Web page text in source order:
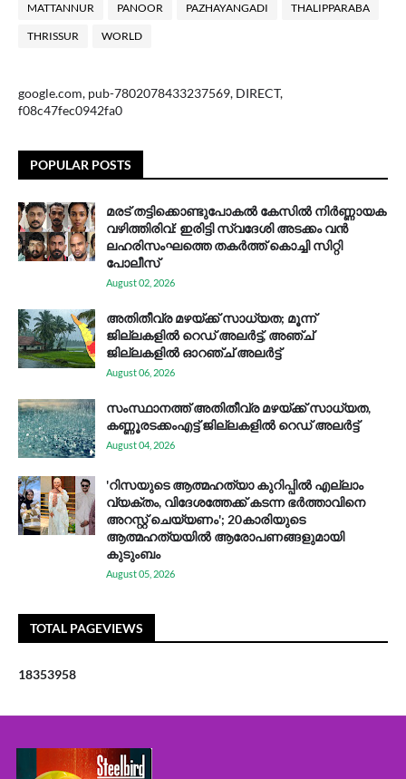
MATTANNUR PANOOR PAZHAYANGADI THALIPPARABA
THRISSUR WORLD
google.com, pub-7802078433237569, DIRECT,
f08c47fec0942fa0
POPULAR POSTS
മരട് തട്ടിക്കൊണ്ടുപോകൽ കേസിൽ നിർണ്ണായക
വഴിത്തിരിവ്: ഇരിട്ടി സ്വദേശി അടക്കം വൻ
ലഹരിസംഘത്തെ തകർത്ത് കൊച്ചി സിറ്റി
പോലീസ്
August 02, 2026
അതിതീവ്ര മഴയ്ക്ക് സാധ്യത; മൂന്ന്
ജില്ലകളിൽ റെഡ് അലർട്ട്, അഞ്ച്
ജില്ലകളിൽ ഓറഞ്ച് അലർട്ട്
August 06, 2026
സം​സ്ഥാ​ന​ത്ത് അ​തി​തീ​വ്ര മ​ഴ​യ്ക്ക് സാ​ധ്യ​ത,
കണ്ണൂരടക്കംഎ​ട്ട് ജി​ല്ല​ക​ളി​ൽ റെ​ഡ് അ​ലർ​ട്ട്
August 04, 2026
'റിസയുടെ ആത്മഹത്യാ കുറിപ്പിൽ എല്ലാം
വ്യക്തം, വിദേശത്തേക്ക് കടന്ന ഭർത്താവിനെ
അറസ്റ്റ് ചെയ്യണം'; 20കാരിയുടെ
ആത്മഹത്യയിൽ ആരോപണങ്ങളുമായി
കുടുംബം
August 05, 2026
TOTAL PAGEVIEWS
18353958